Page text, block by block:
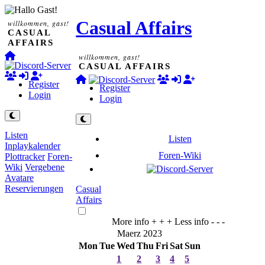
willkommen, gast!
CASUAL
AFFAIRS
Register
Login
Listen
Inplaykalender
Plottracker Foren-
Wiki Vergebene
Avatare
Reservierungen
Casual Affairs
willkommen, gast!
CASUAL AFFAIRS
Register
Login
Listen
Foren-Wiki
Casual
Affairs
More info + + + Less info - - -
Maerz 2023
Mon TueWed Thu FriSatSun
1
2 3 4
5